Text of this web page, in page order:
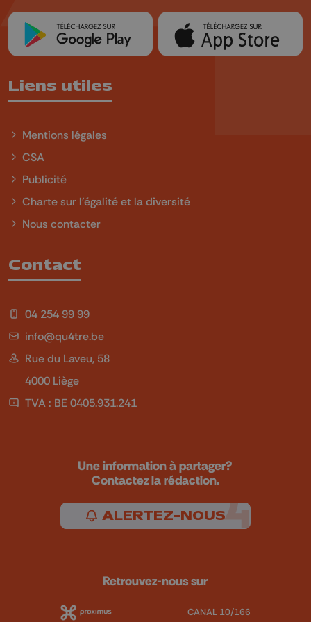
Liens utiles
Mentions légales
CSA
Publicité
Charte sur l'égalité et la diversité
Nous contacter
Contact
04 254 99 99
info@qu4tre.be
Rue du Laveu, 58
4000 Liège
TVA : BE 0405.931.241
Une information à partager?
Contactez la rédaction.
ALERTEZ-NOUS
Retrouvez-nous sur
CANAL 10/166